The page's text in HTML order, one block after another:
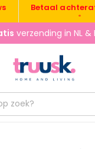
Betaal achteraf of
verzending in NL &